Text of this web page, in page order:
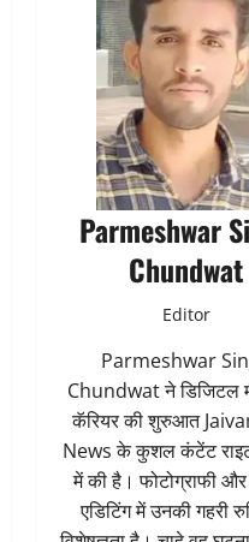
Parmeshwar
Chundwat
Editor
Parmeshwar
Chundwat ने डिजिटल
कॅरियर की शुरुआत
News के कुशल कंटेंट
में की है। फोटोग्राफी और
एडिटिंग में उनकी गहरी